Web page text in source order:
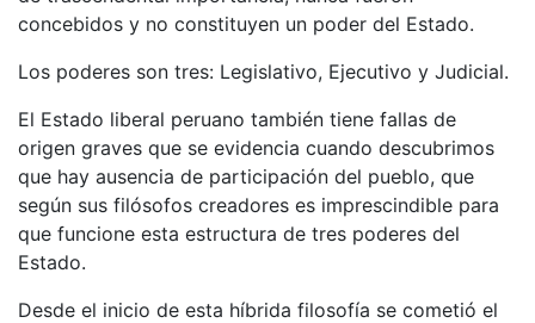
concebidos y no constituyen un poder del Estado.
Los poderes son tres: Legislativo, Ejecutivo y Judicial.
El Estado liberal peruano también tiene fallas de
origen graves que se evidencia cuando descubrimos
que hay ausencia de participación del pueblo, que
según sus filósofos creadores es imprescindible para
que funcione esta estructura de tres poderes del
Estado.
Desde el inicio de esta híbrida filosofía se cometió el